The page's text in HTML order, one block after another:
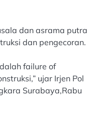
dan asrama putra
dan pengecoran.
failure of
ujar Irjen Pol
Surabaya,Rabu